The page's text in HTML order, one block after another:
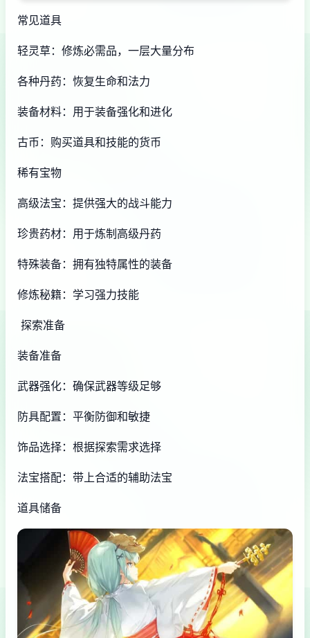
常见道具
轻灵草：修炼必需品，一层大量分布
各种丹药：恢复生命和法力
装备材料：用于装备强化和进化
古币：购买道具和技能的货币
稀有宝物
高级法宝：提供强大的战斗能力
珍贵药材：用于炼制高级丹药
特殊装备：拥有独特属性的装备
修炼秘籍：学习强力技能
探索准备
装备准备
武器强化：确保武器等级足够
防具配置：平衡防御和敏捷
饰品选择：根据探索需求选择
法宝搭配：带上合适的辅助法宝
道具储备